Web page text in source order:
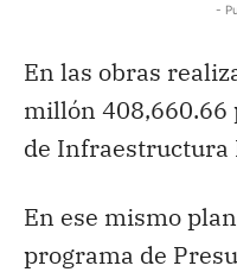
-
En las obras
millón 408,660.66
de Infraestructura
En ese mismo
programa de